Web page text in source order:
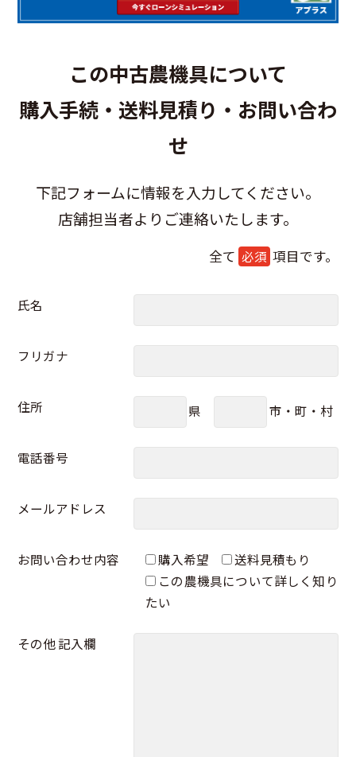
この中古農機具について
購入手続・送料見積り・お問い合わ
せ
下記フォームに情報を入力してください。
店舗担当者よりご連絡いたします。
全て 必須 項目です。
氏名
フリガナ
住所 県 市・町・村
電話番号
メールアドレス
お問い合わせ内容 購入希望
送料見積もり
この農機具について詳しく知り
たい
その他 記入欄